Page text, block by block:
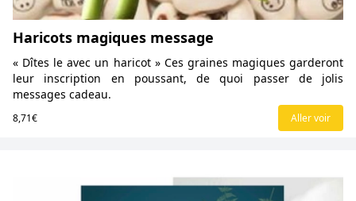
Haricots magiques message
« Dîtes le avec un haricot » Ces graines magiques garderont
leur inscription en poussant, de quoi passer de jolis
messages cadeau.
8,71€ Aller voir